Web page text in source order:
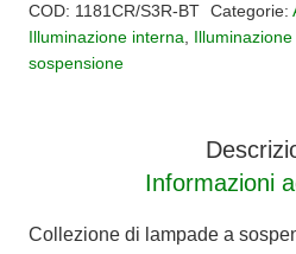
luci
Tender
COD: 1181CR/S3R-BT Categorie:
Illuminazione interna,
sospensione
Informazioni
Collezione di lampade a